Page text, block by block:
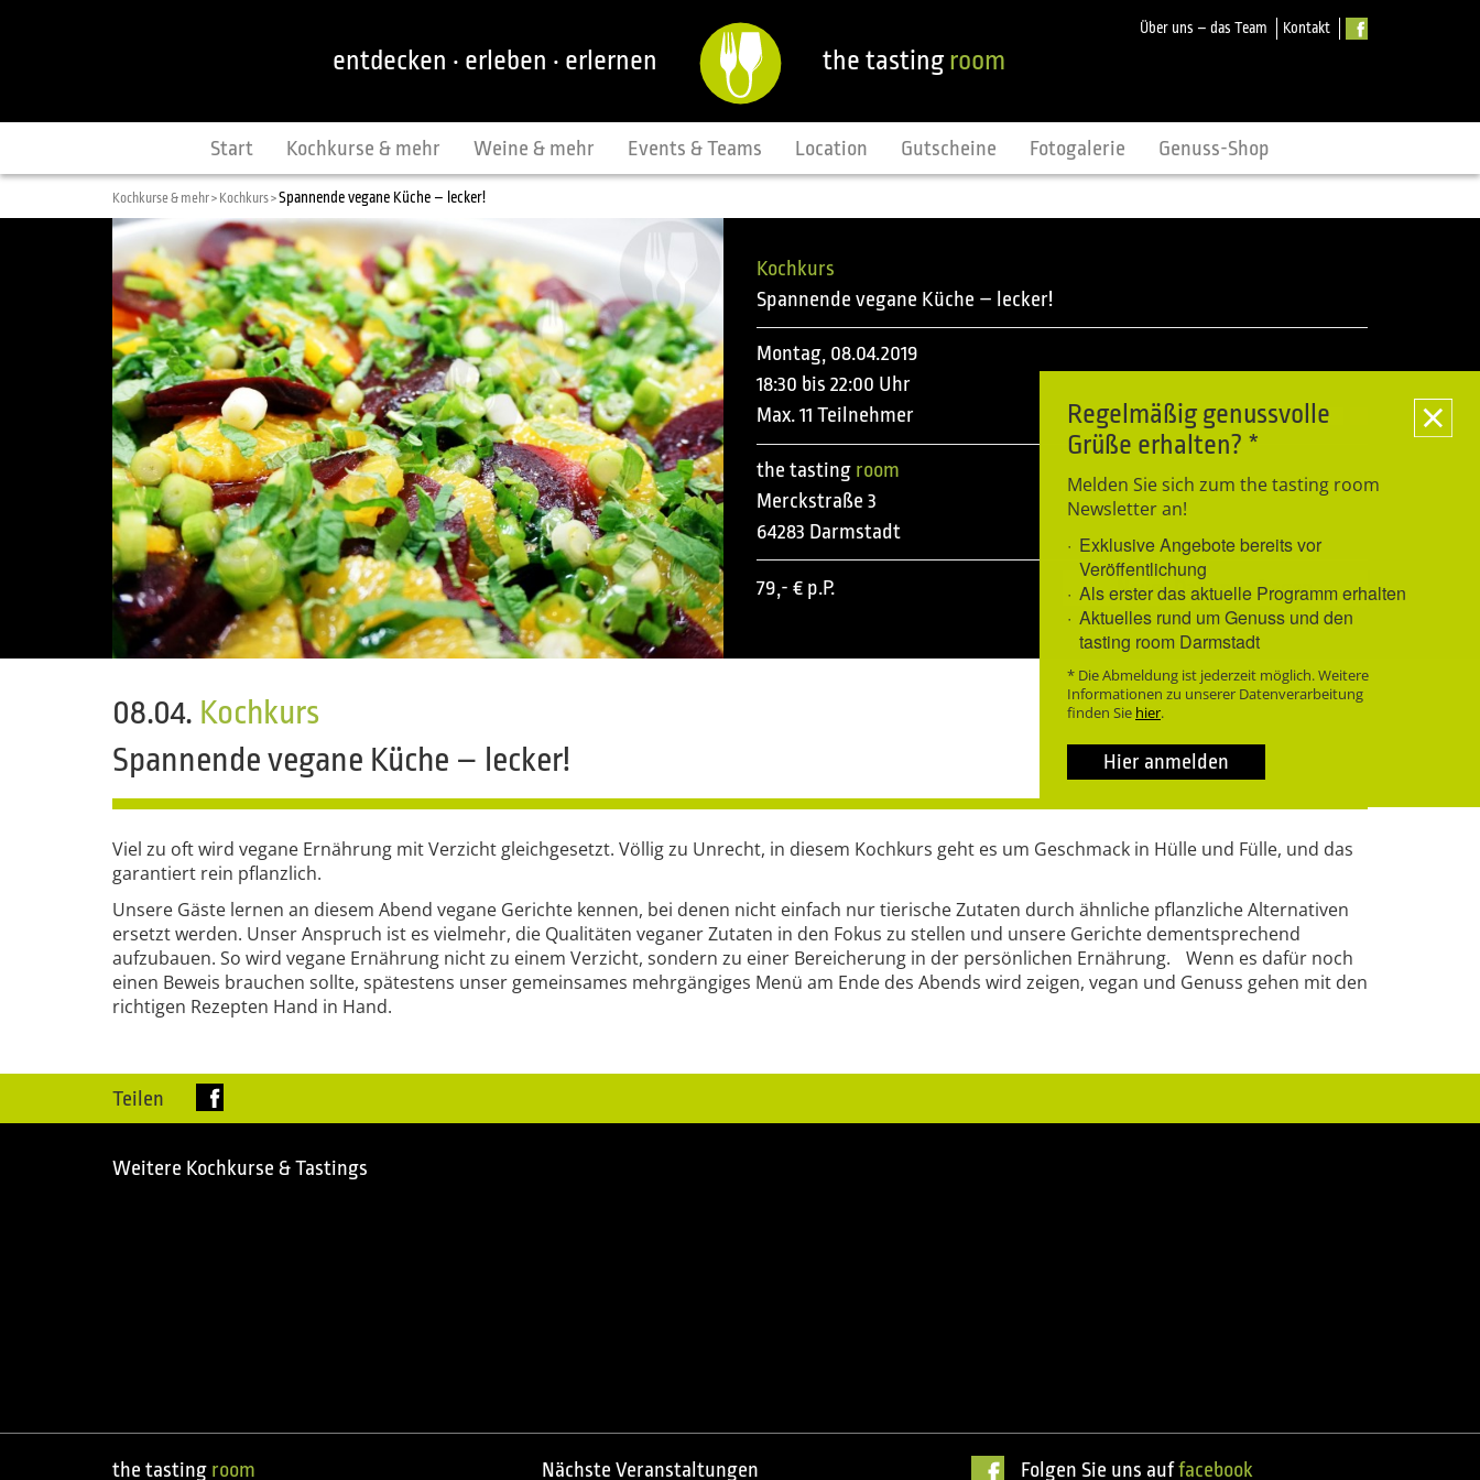
Über uns – das Team Kontakt
entdecken · erleben · erlernen the tastingroom
Start Kochkurse & mehr Weine & mehr Events & Teams Location Gutscheine Fotogalerie Genuss-Shop
Kochkurse & mehr > Kochkurs >Spannende vegane Küche – lecker!
Kochkurs
Spannende vegane Küche – lecker!
Montag, 08.04.2019
18:30 bis 22:00 Uhr
Max. 11 Teilnehmer
the tasting room
Merckstraße 3
64283 Darmstadt
79,- € p.P. Neues Datum anfragen
08.04. Kochkurs
Spannende vegane Küche – lecker!
Viel zu oft wird vegane Ernährung mit Verzicht gleichgesetzt. Völlig zu Unrecht, in diesem Kochkurs geht es um Geschmack in Hülle und Fülle, und das
garantiert rein pflanzlich.
Unsere Gäste lernen an diesem Abend vegane Gerichte kennen, bei denen nicht einfach nur tierische Zutaten durch ähnliche pflanzliche Alternativen
ersetzt werden. Unser Anspruch ist es vielmehr, die Qualitäten veganer Zutaten in den Fokus zu stellen und unsere Gerichte dementsprechend
aufzubauen. So wird vegane Ernährung nicht zu einem Verzicht, sondern zu einer Bereicherung in der persönlichen Ernährung. Wenn es dafür noch
einen Beweis brauchen sollte, spätestens unser gemeinsames mehrgängiges Menü am Ende des Abends wird zeigen, vegan und Genuss gehen mit den
richtigen Rezepten Hand in Hand.
Teilen
Weitere Kochkurse & Tastings
Regelmäßig genussvolle
Grüße erhalten? *
Melden Sie sich zum the tasting room
Newsletter an!
Exklusive Angebote bereits vor
Veröffentlichung
Als erster das aktuelle Programm erhalten
Aktuelles rund um Genuss und den
tasting room Darmstadt
* Die Abmeldung ist jederzeit möglich. Weitere
Informationen zu unserer Datenverarbeitung
finden Sie hier.
Hier anmelden
the tasting room Nächste Veranstaltungen Folgen Sie uns auffacebook